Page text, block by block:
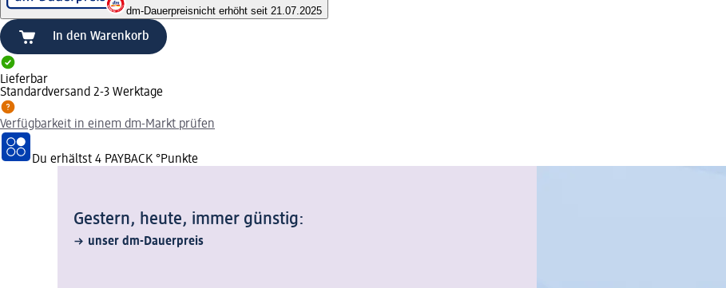
dm-Dauerpreisnicht erhöht seit 21.07.2025
In den Warenkorb
Lieferbar
Standardversand 2-3 Werktage
Verfügbarkeit in einem dm-Markt prüfen
Du erhältst 4 PAYBACK °Punkte
Gestern, heute, immer günstig:
unser dm-Dauerpreis